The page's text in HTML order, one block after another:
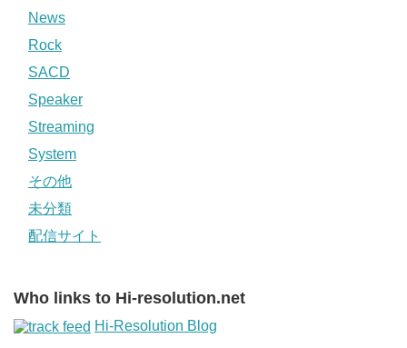
News
Rock
SACD
Speaker
Streaming
System
その他
未分類
配信サイト
Who links to Hi-resolution.net
Hi-Resolution Blog